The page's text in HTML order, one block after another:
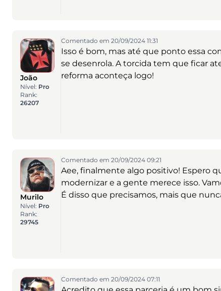
João
Nível: Pro
Rank:
26207
Comentado em 20/09/2024 11:31
Isso é bom, mas até que ponto essa
se desenrola. A torcida tem que ficar
reforma aconteça logo!
Murilo
Nível: Pro
Rank:
29745
Comentado em 20/09/2024 09:21
Aee, finalmente algo positivo! Espero
modernizar e a gente merece isso.
É disso que precisamos, mais que
Comentado em 20/09/2024 07:11